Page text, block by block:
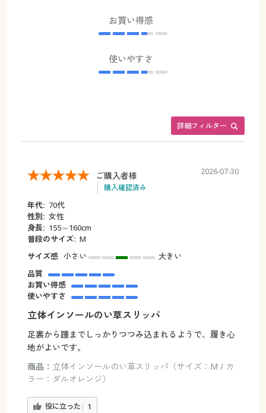
お買い得感
使いやすさ
詳細フィルター
ご購入者様
購入確認済み
2026-07-30
年代: 70代
性別: 女性
身長: 155～160cm
普段のサイズ: M
サイズ感 小さい
大きい
品質
お買い得感
使いやすさ
立体インソールのい草スリッパ
足裏から踵までしっかりつつみ込まれるようで、履き心
地がよいです。
商品： 立体インソールのい草スリッパ（サイズ：M / カ
ラー：ダルオレンジ）
役に立った 1